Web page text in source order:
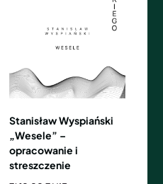
Stanisław Wyspiański
„Wesele” –
opracowanie i
streszczenie